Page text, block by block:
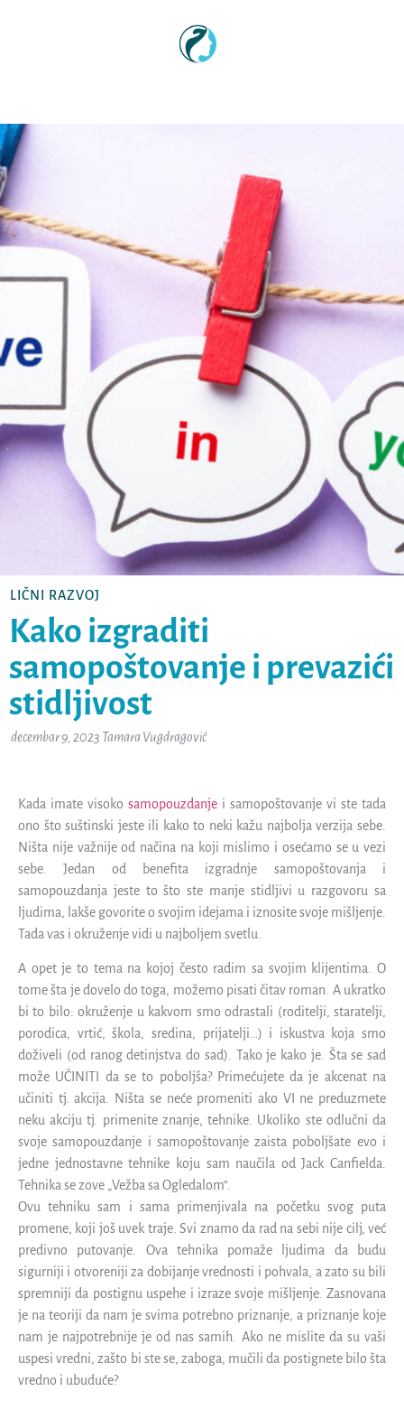
LIČNI RAZVOJ
Kako izgraditi
samopoštovanje i prevazići
stidljivost
decembar 9, 2023 Tamara Vugdragović
Kada imate visoko samopouzdanje i samopoštovanje vi ste tada
ono što suštinski jeste ili kako to neki kažu najbolja verzija sebe.
Ništa nije važnije od načina na koji mislimo i osećamo se u vezi
sebe. Jedan od benefita izgradnje samopoštovanja i
samopouzdanja jeste to što ste manje stidljivi u razgovoru sa
ljudima, lakše govorite o svojim idejama i iznosite svoje mišljenje.
Tada vas i okruženje vidi u najboljem svetlu.
A opet je to tema na kojoj često radim sa svojim klijentima. O
tome šta je dovelo do toga, možemo pisati čitav roman. A ukratko
bi to bilo: okruženje u kakvom smo odrastali (roditelji, staratelji,
porodica, vrtić, škola, sredina, prijatelji…) i iskustva koja smo
doživeli (od ranog detinjstva do sad). Tako je kako je. Šta se sad
može UČINITI da se to poboljša? Primećujete da je akcenat na
učiniti tj. akcija. Ništa se neće promeniti ako VI ne preduzmete
neku akciju tj. primenite znanje, tehnike. Ukoliko ste odlučni da
svoje samopouzdanje i samopoštovanje zaista poboljšate evo i
jedne jednostavne tehnike koju sam naučila od Jack Canfielda.
Tehnika se zove „Vežba sa Ogledalom“.
Ovu tehniku sam i sama primenjivala na početku svog puta
promene, koji još uvek traje. Svi znamo da rad na sebi nije cilj, već
predivno putovanje. Ova tehnika pomaže ljudima da budu
sigurniji i otvoreniji za dobijanje vrednosti i pohvala, a zato su bili
spremniji da postignu uspehe i izraze svoje mišljenje. Zasnovana
je na teoriji da nam je svima potrebno priznanje, a priznanje koje
nam je najpotrebnije je od nas samih. Ako ne mislite da su vaši
uspesi vredni, zašto bi ste se, zaboga, mučili da postignete bilo šta
vredno i ubuduće?